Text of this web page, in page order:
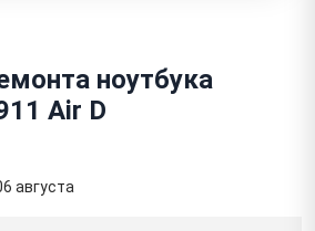
ноутбука
Air D
августа